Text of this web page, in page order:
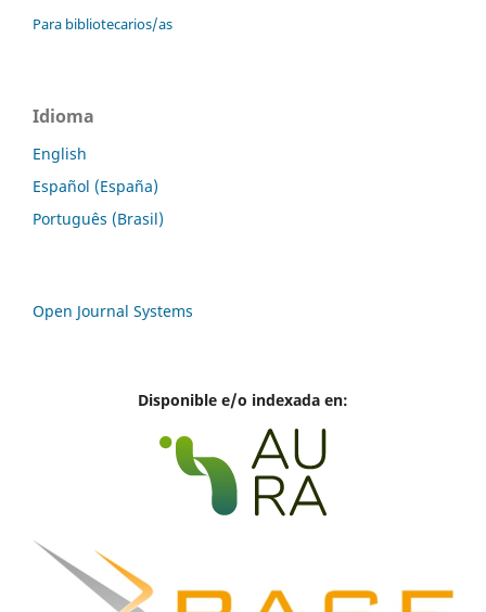
Para bibliotecarios/as
Idioma
English
Español (España)
Português (Brasil)
Open Journal Systems
Disponible e/o indexada en: